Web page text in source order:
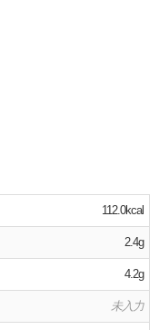
112.0kcal
2.4g
4.2g
未入力